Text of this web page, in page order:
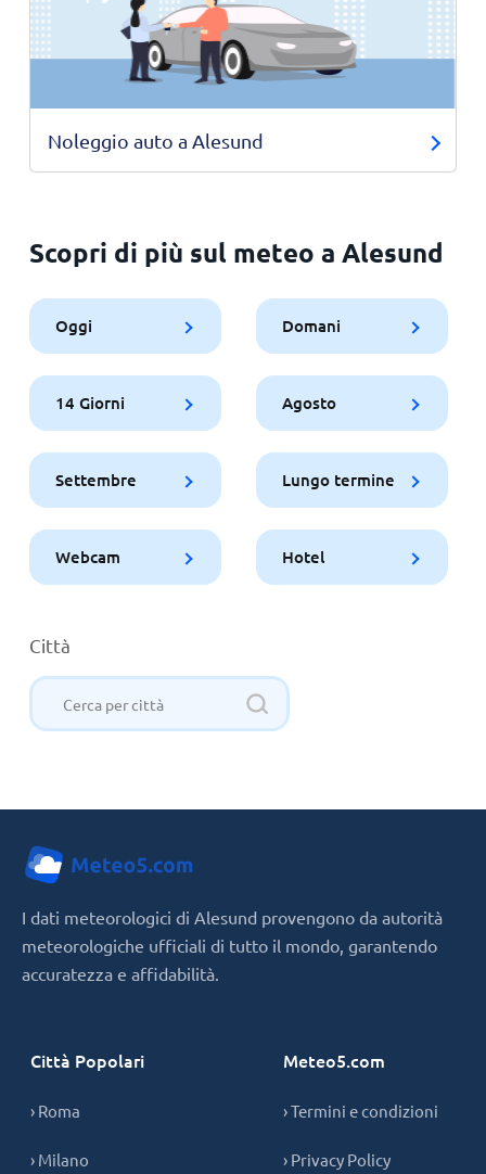
Noleggio auto a Alesund
Scopri di più sul meteo a Alesund
Oggi Domani
14 Giorni Agosto
Settembre Lungo termine
Webcam Hotel
Città
I dati meteorologici di Alesund provengono da autorità
meteorologiche ufficiali di tutto il mondo, garantendo
accuratezza e affidabilità.
Città Popolari
› Roma
› Milano
Meteo5.com
› Termini e condizioni
› Privacy Policy